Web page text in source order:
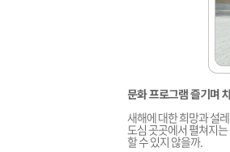
문화 프로그램 즐기며
새해에 대한 희망과 설
도심 곳곳에서 펼쳐지
할 수 있지 않을까.